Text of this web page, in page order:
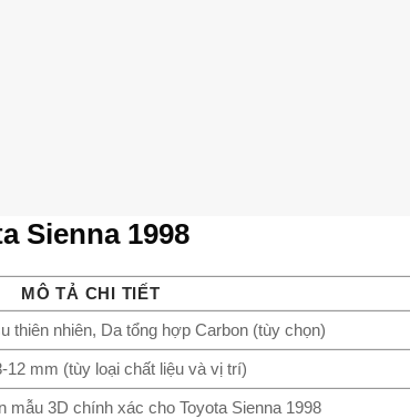
Sienna 1998
MÔ TẢ CHI TIẾT
thiên nhiên, Da tổng hợp Carbon (tùy chọn)
12 mm (tùy loại chất liệu và vị trí)
mẫu 3D chính xác cho Toyota Sienna 1998